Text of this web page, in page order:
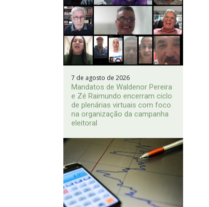
7 de agosto de 2026
Mandatos de Waldenor Pereira
e Zé Raimundo encerram ciclo
de plenárias virtuais com foco
na organização da campanha
eleitoral